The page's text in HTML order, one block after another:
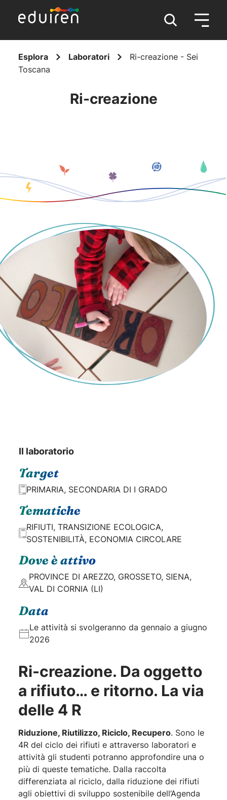
Esplora Laboratori
Ri-creazione - Sei
Toscana
Ri-creazione
Il laboratorio
Target
PRIMARIA, SECONDARIA DI I GRADO
Tematiche
RIFIUTI, TRANSIZIONE ECOLOGICA,
SOSTENIBILITÀ, ECONOMIA CIRCOLARE
Dove è attivo
PROVINCE DI AREZZO, GROSSETO, SIENA,
VAL DI CORNIA (LI)
Data
Le attività si svolgeranno da gennaio a giugno
2026
Ri-creazione. Da oggetto
a rifiuto… e ritorno. La via
delle 4 R
Riduzione, Riutilizzo, Riciclo, Recupero. Sono le
4R del ciclo dei rifiuti e attraverso laboratori e
attività gli studenti potranno approfondire una o
più di queste tematiche. Dalla raccolta
differenziata al riciclo, dalla riduzione dei rifiuti
agli obiettivi di sviluppo sostenibile dell’Agenda